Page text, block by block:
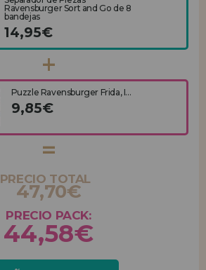
Ravensburger Sort and Go de 8
bandejas
14,95€
Puzzle Ravensburger Frida, I...
9,85€
PRECIO TOTAL
47,70€
PRECIO PACK:
44,58€